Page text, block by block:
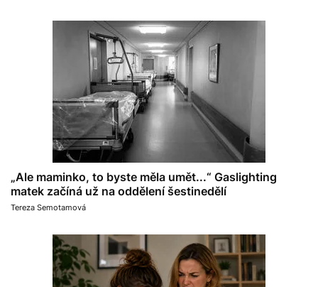
„Ale maminko, to byste měla umět...“ Gaslighting
matek začíná už na oddělení šestinedělí
Tereza Semotamová